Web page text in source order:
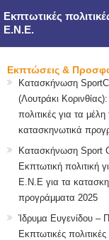
Εκπτωτικές
Ε.Ν.Ε.
Εκπτώσεις &
Κατασκήνωση
(Λουτράκι
πολιτικές για τα
κατασκηνωτικά
Κατασκήνωση Sport
Εκπτωτική πολιτική
Ε.Ν.Ε για τα
προγράμματα 2025
Ίδρυμα Ευγενίδου –
Εκπτωτικές